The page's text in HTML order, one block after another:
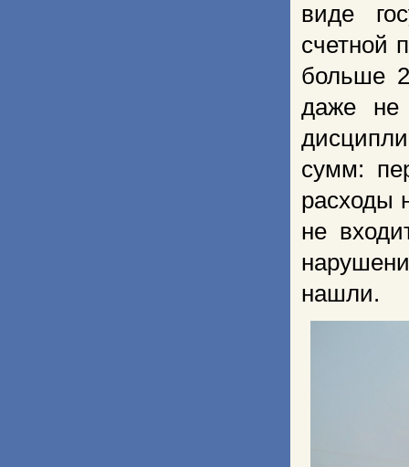
виде
счетной
больше
даже не
сумм:
расходы
не
нашли.